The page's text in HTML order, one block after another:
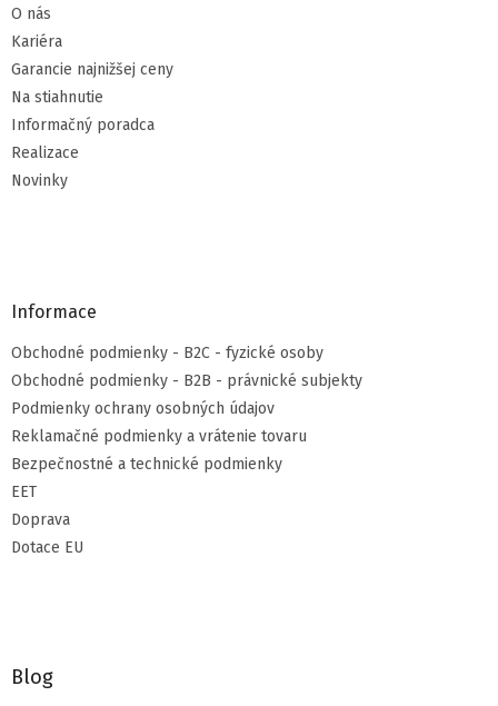
O nás
Kariéra
Garancie najnižšej ceny
Na stiahnutie
Informačný poradca
Realizace
Novinky
Informace
Obchodné podmienky - B2C - fyzické osoby
Obchodné podmienky - B2B - právnické subjekty
Podmienky ochrany osobných údajov
Reklamačné podmienky a vrátenie tovaru
Bezpečnostné a technické podmienky
EET
Doprava
Dotace EU
Blog